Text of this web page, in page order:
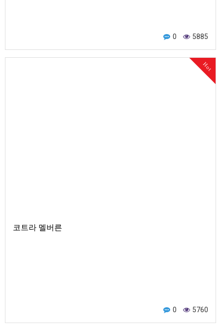
0 5885
Hot
코트라 멜버른
0 5760